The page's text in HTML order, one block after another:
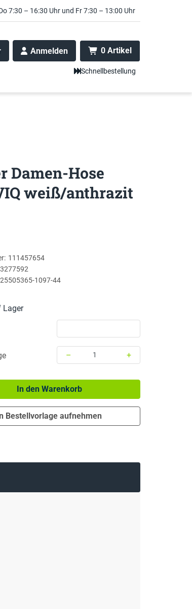
7:30 – 16:30 Uhr und Fr 7:30 – 13:00 Uhr
Anmelden 0 Artikel
Schnellbestellung
Damen-Hose
weiß/anthrazit
111457654
25505365-1097-44
Lager
–
+
In den Warenkorb
Bestellvorlage aufnehmen